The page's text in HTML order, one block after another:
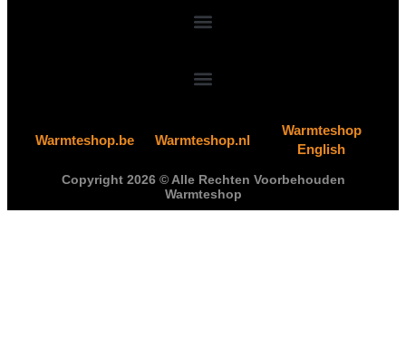
Warmteshop.be Warmteshop.nl
Warmteshop
English
Copyright 2026 © Alle Rechten Voorbehouden
Warmteshop